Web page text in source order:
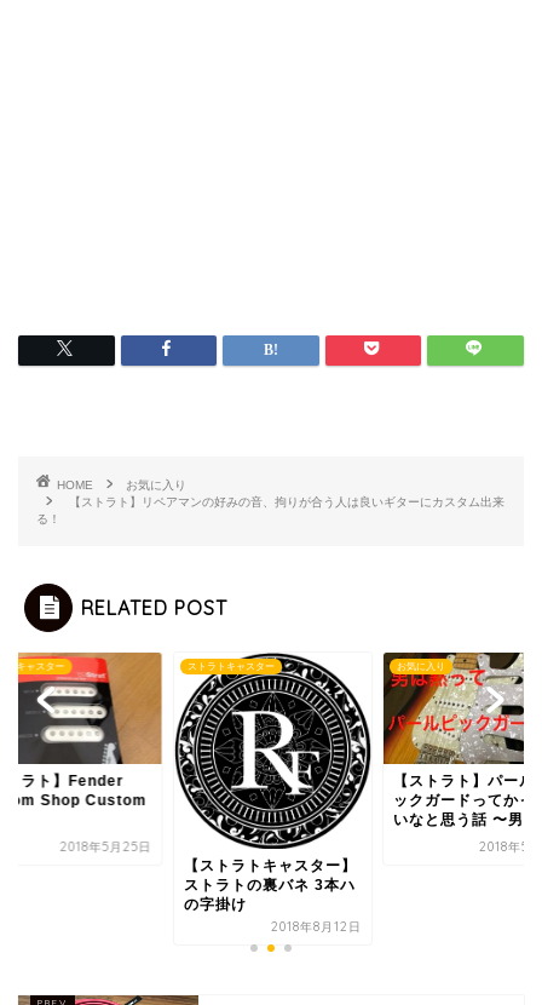
HOME
お気に入り
【ストラト】リペアマンの好みの音、拘りが合う人は良いギターにカスタム出来
る！
RELATED POST
トキャスター
トラト】Fender
Shop Custom
2018年5月25日
ストラトキャスター
【ストラトキャスター】
ストラトの裏バネ 3本ハ
の字掛け
2018年8月12日
お気に入り
【ストラト】パール
ックガードってかっ
いなと思う話 〜男
2018年5